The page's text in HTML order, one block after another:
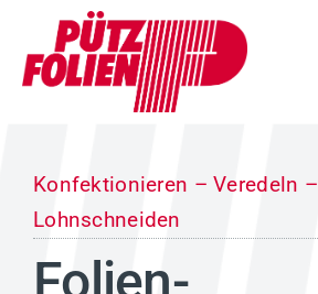
Inhalt
springen
Konfektionieren – Veredeln –
Lohnschneiden